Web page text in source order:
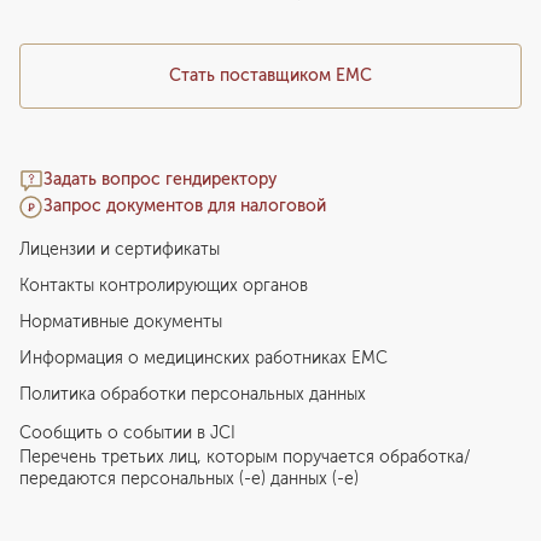
Стать поставщиком ЕМС
Задать вопрос гендиректору
Запрос документов для налоговой
Лицензии и сертификаты
Контакты контролирующих органов
Нормативные документы
Информация о медицинских работниках EMC
Политика обработки персональных данных
Сообщить о событии в JCI
Перечень третьих лиц, которым поручается обработка/
передаются персональных (-е) данных (-е)